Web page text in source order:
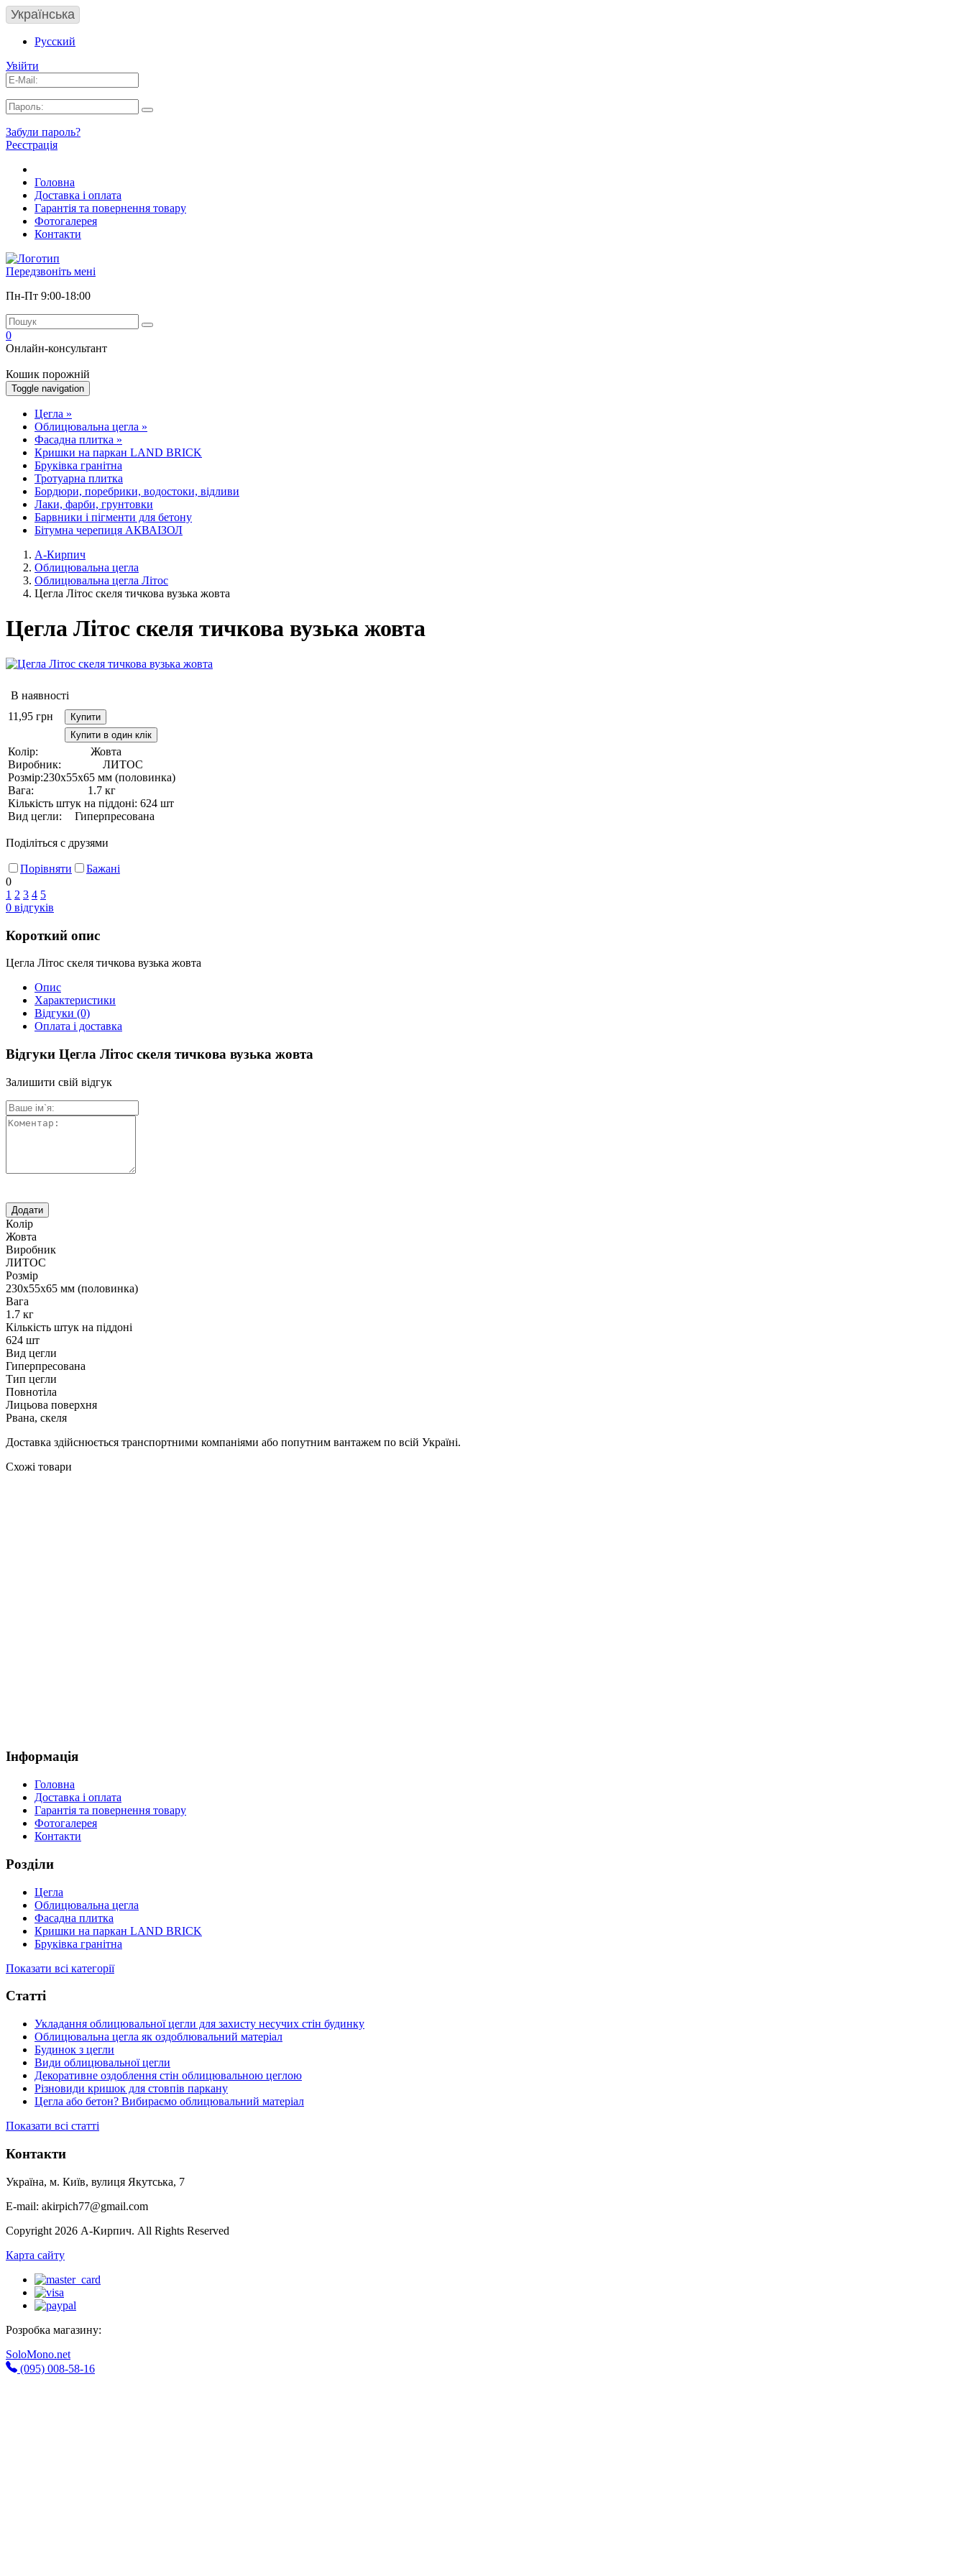
Українська
Русский
Увійти
Забули пароль?
Реєстрація
Головна
Доставка і оплата
Гарантія та повернення товару
Фотогалерея
Контакти
Передзвоніть мені
Пн-Пт 9:00-18:00
0
Онлайн-консультант
Кошик порожній
Toggle navigation
Цегла »
Облицювальна цегла »
Фасадна плитка »
Кришки на паркан LAND BRICK
Бруківка гранітна
Тротуарна плитка
Бордюри, поребрики, водостоки, відливи
Лаки, фарби, грунтовки
Барвники і пігменти для бетону
Бітумна черепиця АКВАІЗОЛ
А-Кирпич
Облицювальна цегла
Облицювальна цегла Літос
Цегла Літос скеля тичкова вузька жовта
Цегла Літос скеля тичкова вузька жовта
В наявності
11,95 грн
Купити
Купити в один клік
Колір:
Жовта
Виробник:
ЛИТОС
Розмір:230х55х65 мм (половинка)
Вага:
1.7 кг
Кількість штук на піддоні: 624 шт
Вид цегли:
Гиперпресована
Поділіться с друзями
Порівняти
Бажані
0
1 2 3 4 5
0 відгуків
Короткий опис
Цегла Літос скеля тичкова вузька жовта
Опис
Характеристики
Відгуки (0)
Оплата і доставка
Відгуки Цегла Літос скеля тичкова вузька жовта
Залишити свій відгук
Колір
Жовта
Виробник
ЛИТОС
Розмір
230х55х65 мм (половинка)
Вага
1.7 кг
Кількість штук на піддоні
624 шт
Вид цегли
Гиперпресована
Тип цегли
Повнотіла
Лицьова поверхня
Рвана, скеля
Доставка здійснюється транспортними компаніями або попутним вантажем по всій Україні.
Схожі товари
Інформація
Головна
Доставка і оплата
Гарантія та повернення товару
Фотогалерея
Контакти
Розділи
Цегла
Облицювальна цегла
Фасадна плитка
Кришки на паркан LAND BRICK
Бруківка гранітна
Показати всі категорії
Статті
Укладання облицювальної цегли для захисту несучих стін будинку
Облицювальна цегла як оздоблювальний матеріал
Будинок з цегли
Види облицювальної цегли
Декоративне оздоблення стін облицювальною цеглою
Різновиди кришок для стовпів паркану
Цегла або бетон? Вибираємо облицювальний матеріал
Показати всі статті
Контакти
Україна, м. Київ, вулиця Якутська, 7
E-mail: akirpich77@gmail.com
Copyright 2026 А-Кирпич. All Rights Reserved
Карта сайту
Розробка магазину:
SoloMono.net
(095) 008-58-16